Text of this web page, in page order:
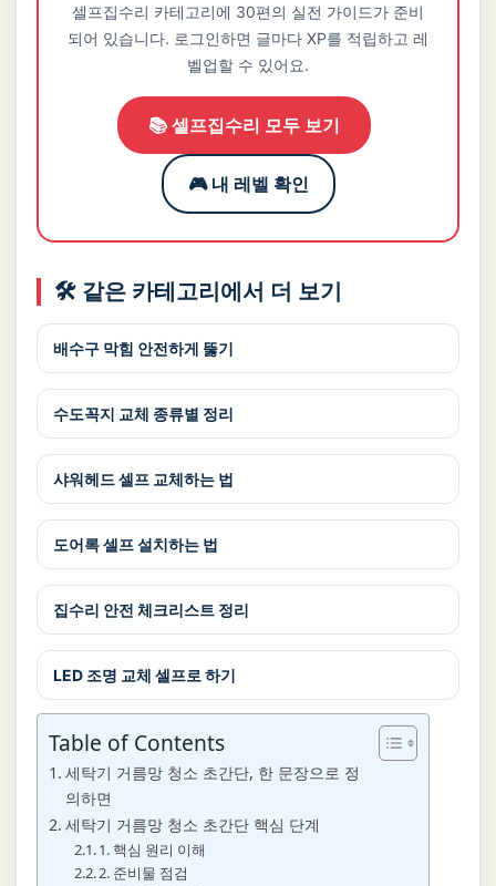
셀프집수리 카테고리에 30편의 실전 가이드가 준비
되어 있습니다. 로그인하면 글마다 XP를 적립하고 레
벨업할 수 있어요.
📚 셀프집수리 모두 보기
🎮 내 레벨 확인
🛠️ 같은 카테고리에서 더 보기
배수구 막힘 안전하게 뚫기
수도꼭지 교체 종류별 정리
샤워헤드 셀프 교체하는 법
도어록 셀프 설치하는 법
집수리 안전 체크리스트 정리
LED 조명 교체 셀프로 하기
Table of Contents
세탁기 거름망 청소 초간단, 한 문장으로 정
의하면
세탁기 거름망 청소 초간단 핵심 단계
1. 핵심 원리 이해
2. 준비물 점검